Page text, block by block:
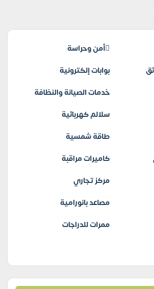
أمن وحراسة
بوابات إلكترونية
خدمات الصيانة والنظافة
سلالم كهربائية
طاقة شمسية
كاميرات مراقبة
مركز تجاري
مصاعد بانورامية
ممرات للدراجات